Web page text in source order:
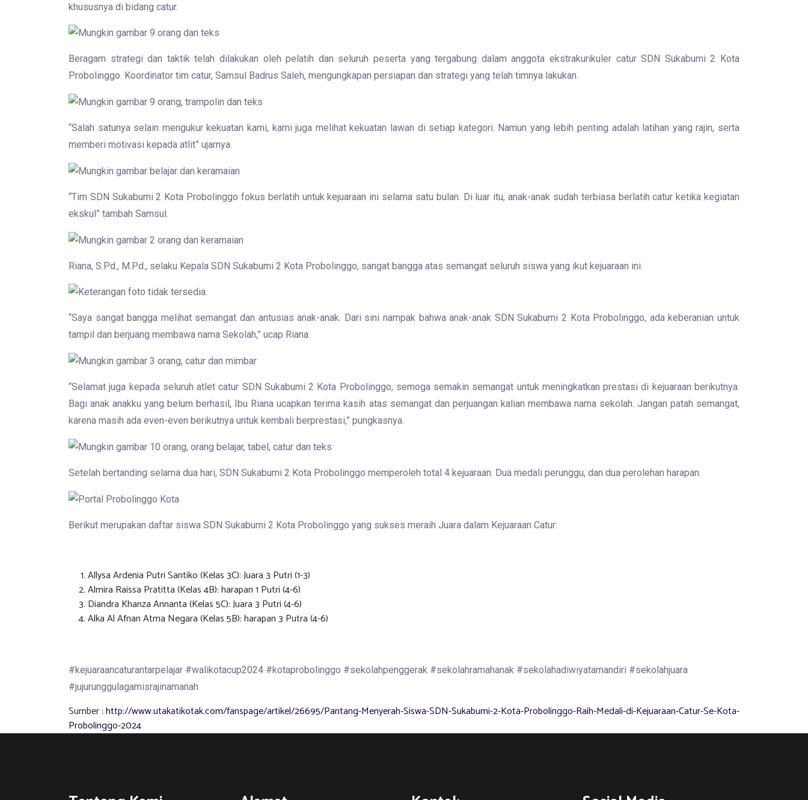
khususnya di bidang catur.
Beragam strategi dan taktik telah dilakukan oleh pelatih dan seluruh peserta yang tergabung dalam anggota ekstrakurikuler catur SDN Sukabumi 2 Kota
Probolinggo. Koordinator tim catur, Samsul Badrus Saleh, mengungkapan persiapan dan strategi yang telah timnya lakukan.
“Salah satunya selain mengukur kekuatan kami, kami juga melihat kekuatan lawan di setiap kategori. Namun yang lebih penting adalah latihan yang rajin, serta
memberi motivasi kepada atlit” ujarnya.
“Tim SDN Sukabumi 2 Kota Probolinggo fokus berlatih untuk kejuaraan ini selama satu bulan. Di luar itu, anak-anak sudah terbiasa berlatih catur ketika kegiatan
ekskul” tambah Samsul.
Riana, S.Pd., M.Pd., selaku Kepala SDN Sukabumi 2 Kota Probolinggo, sangat bangga atas semangat seluruh siswa yang ikut kejuaraan ini.
“Saya sangat bangga melihat semangat dan antusias anak-anak. Dari sini nampak bahwa anak-anak SDN Sukabumi 2 Kota Probolinggo, ada keberanian untuk
tampil dan berjuang membawa nama Sekolah,” ucap Riana.
“Selamat juga kepada seluruh atlet catur SDN Sukabumi 2 Kota Probolinggo, semoga semakin semangat untuk meningkatkan prestasi di kejuaraan berikutnya.
Bagi anak anakku yang belum berhasil, Ibu Riana ucapkan terima kasih atas semangat dan perjuangan kalian membawa nama sekolah. Jangan patah semangat,
karena masih ada even-even berikutnya untuk kembali berprestasi,” pungkasnya.
Setelah bertanding selama dua hari, SDN Sukabumi 2 Kota Probolinggo memperoleh total 4 kejuaraan. Dua medali perunggu, dan dua perolehan harapan.
Berikut merupakan daftar siswa SDN Sukabumi 2 Kota Probolinggo yang sukses meraih Juara dalam Kejuaraan Catur:
Allysa Ardenia Putri Santiko (Kelas 3C): Juara 3 Putri (1-3)
Almira Raissa Pratitta (Kelas 4B): harapan 1 Putri (4-6)
Diandra Khanza Annanta (Kelas 5C): Juara 3 Putri (4-6)
Alka Al Afnan Atma Negara (Kelas 5B): harapan 3 Putra (4-6)
#kejuaraancaturantarpelajar #walikotacup2024 #kotaprobolinggo #sekolahpenggerak #sekolahramahanak #sekolahadiwiyatamandiri #sekolahjuara
#jujurunggulagamisrajinamanah
Sumber :http://www.utakatikotak.com/fanspage/artikel/26695/Pantang-Menyerah-Siswa-SDN-Sukabumi-2-Kota-Probolinggo-Raih-Medali-di-Kejuaraan-Catur-Se-Kota-
Probolinggo-2024